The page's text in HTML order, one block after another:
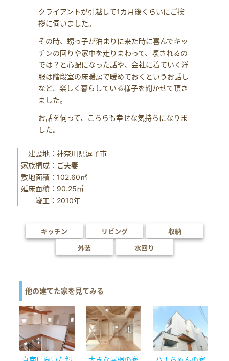
クライアントが引越して1カ月後くらいにご挨
拶に伺いました。
その時、甥っ子が泊まりに来た時に喜んでキッ
チンの回りや家中を走りまわって、壊されるの
では？と心配になった話や、会社に着ていく洋
服は階段室の床暖房で暖めておくというお話し
など、楽しく暮らしている様子を聞かせて頂き
ました。
お話を伺って、こちらも幸せな気持ちになりま
した。
建設地：神奈川県逗子市
家族構成：ご夫妻
敷地面積：102.60㎡
延床面積：90.25㎡
竣工：2010年
キッチン リビング
収納
外装
水回り
他の建てた家を見てみる